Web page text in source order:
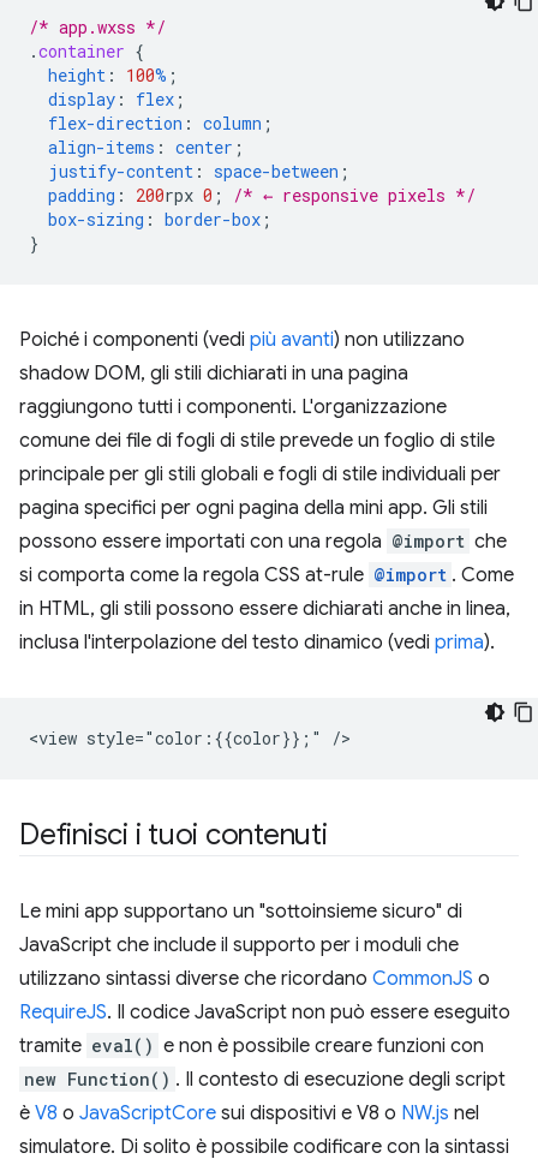
/* app.wxss */
.container {
height : 100% ;
display : flex ;
flex-direction : column ;
align-items : center ;
justify-content : space-between ;
padding : 200rpx 0 ;
/* ← responsive pixels */
box-sizing : border-box ;
}
Poiché i componenti (vedi più avanti) non utilizzano
shadow DOM, gli stili dichiarati in una pagina
raggiungono tutti i componenti. L'organizzazione
comune dei file di fogli di stile prevede un foglio di stile
principale per gli stili globali e fogli di stile individuali per
pagina specifici per ogni pagina della mini app. Gli stili
possono essere importati con una regola @import che
si comporta come la regola CSS at-rule @import . Come
in HTML, gli stili possono essere dichiarati anche in linea,
inclusa l'interpolazione del testo dinamico (vedi prima).
Definisci i tuoi contenuti
Le mini app supportano un "sottoinsieme sicuro" di
JavaScript che include il supporto per i moduli che
utilizzano sintassi diverse che ricordano CommonJS o
RequireJS. Il codice JavaScript non può essere eseguito
tramite eval() e non è possibile creare funzioni con
new Function() . Il contesto di esecuzione degli script
è V8 o JavaScriptCore sui dispositivi e V8 o NW.js nel
simulatore. Di solito è possibile codificare con la sintassi